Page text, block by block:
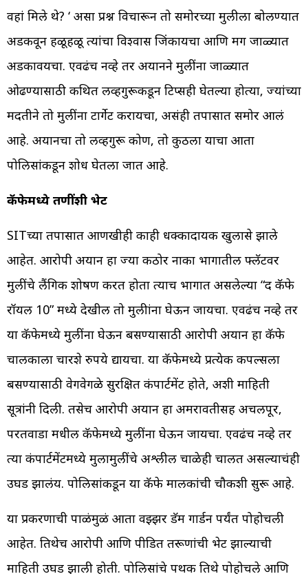
वहां मिले थे? ‘ असा प्रश्न विचारून तो समोरच्या मुलीला बोलण्यात
अडकवून हळूहळू त्यांचा विश्वास जिंकायचा आणि मग जाळ्यात
अडकावयचा. एवढंच नव्हे तर अयानने मुलींना जाळ्यात
ओढण्यासाठी कथित लव्हगुरूकडून टिप्सही घेतल्या होत्या, ज्यांच्या
मदतीने तो मुलींना टार्गेट करायचा, असंही तपासात समोर आलं
आहे. अयानचा तो लव्हगुरू कोण, तो कुठला याचा आता
पोलिसांकडून शोध घेतला जात आहे.
कॅफेमध्ये तरूणींशी भेट
SITच्या तपासात आणखीही काही धक्कादायक खुलासे झाले
आहेत. आरोपी अयान हा ज्या कठोर नाका भागातील फ्लॅटवर
मुलींचे लैंगिक शोषण करत होता त्याच भागात असलेल्या “द कॅफे
रॉयल 10” मध्ये देखील तो मुलीांना घेऊन जायचा. एवढंच नव्हे तर
या कॅफेमध्ये मुलींना घेऊन बसण्यासाठी आरोपी अयान हा कॅफे
चालकाला चारशे रुपये द्यायचा. या कॅफेमध्ये प्रत्येक कपल्सला
बसण्यासाठी वेगवेगळे सुरक्षित कंपार्टमेंट होते, अशी माहिती
सूत्रांनी दिली. तसेच आरोपी अयान हा अमरावतीसह अचलपूर,
परतवाडा मधील कॅफेमध्ये मुलींना घेऊन जायचा. एवढंच नव्हे तर
त्या कंपार्टमेंटमध्ये मुलामुलींचे अश्लील चाळेही चालत असल्याचंही
उघड झालंय. पोलिसांकडून या कॅफे मालकांची चौकशी सुरू आहे.
या प्रकरणाची पाळंमुळं आता वझ्झर डॅम गार्डन पर्यंत पोहोचली
आहेत. तिथेच आरोपी आणि पीडित तरूणांची भेट झाल्याची
माहिती उघड झाली होती. पोलिसांचे पथक तिथे पोहोचले आणि